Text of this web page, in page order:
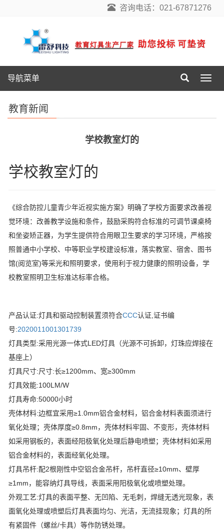
咨询电话：021-67871276
导
航
导航菜单
教育新闻
学校教室灯的
学校教室灯的
《综合防控儿童青少年近视实施方案》明确了学校方面要求改善视
觉环境：改善教学设施和条件，鼓励采购符合标准的可调节课桌椅
和坐姿矫正器，为学生提供符合用眼卫生要求的学习环境，严格按
照普通中小学校、中等职业学校建设标准，落实教室、宿舍、图书
馆(阅览室)等采光和照明要求，使用利于视力健康的照明设备，学
校教室照明卫生标准达标率合格。
产品认证:灯具和驱动控制装置须符合CCC认证,证书编
号:2020011001301739
灯具类型:采用光源一体式LED灯具（光源不可拆卸，灯珠应焊接在
基座上）
灯具尺寸:尺寸:长≥1200mm、宽≥300mm
灯具效能:100LM/W
灯具寿命:50000小时
壳体材料:边框宜采用≥1.0mm铝合金材料，铝合金材料表面须进行
氧化处理；壳体厚度≥0.8mm，壳体材料牢固、不变形，壳体材料
如采用钢板的，表面经阳极氧化处理后静电喷塑；壳体材料如采用
铝合金材料的，表面经氧化处理。
灯具吊杆:配2根刚性中空铝合金吊杆，吊杆直径≥10mm、壁厚
≥1mm，能容纳灯具导线，表面采用阳极氧化或喷塑处理。
外观工艺:灯具的表面平整、无凹陷、无毛刺，焊缝无透光现象，表
面氧化处理或喷塑后灯具表面均匀、光洁，无流挂现象；灯具的所
有紧固件（螺丝/卡具）等作防锈处理。